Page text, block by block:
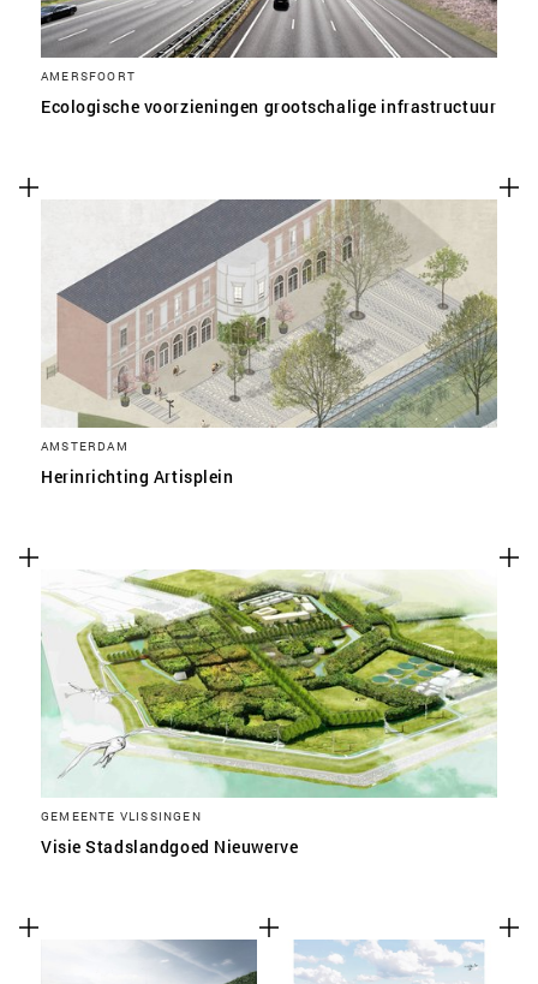
AMERSFOORT
Ecologische voorzieningen grootschalige infrastructuur
AMSTERDAM
Herinrichting Artisplein
GEMEENTE VLISSINGEN
Visie Stadslandgoed Nieuwerve